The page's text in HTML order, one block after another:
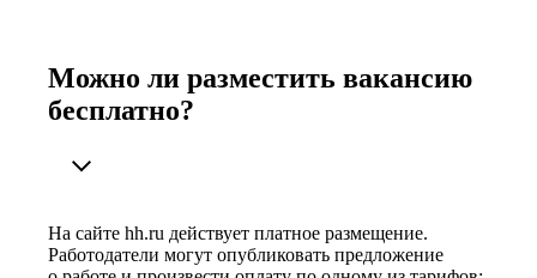
Можно ли разместить вакансию
бесплатно?
На сайте hh.ru действует платное размещение.
Работодатели могут опубликовать предложение